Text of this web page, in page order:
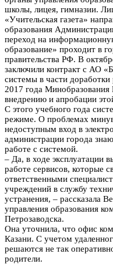
школы, лицея, гимназии.
«Учительская газета»
образования
переход на
образование» проходит в
правительства РФ. В
заключили контракт с АО
системы в части доработки
2017 года
внедрению и апробации
С этого учебного года
режиме. О проблемах
недоступным вход в
администрации города
работе с системой.
– Да, в ходе эксплуатации
работе сервисов, которые
ответственными
учреждений в службу
устранения, – рассказала
управления образования
Петрозаводска.
Она уточнила, что офис
Казани. С учетом
решаются не так
родители.